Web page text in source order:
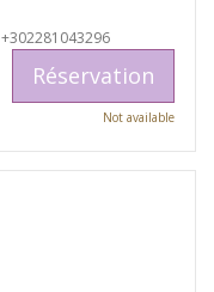
+302281043296
Réservation
Not available